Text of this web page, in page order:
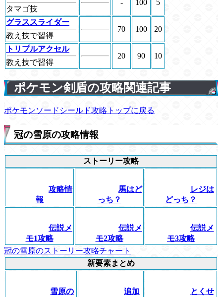
タマゴ技
- 100 5
グラススライダー
教え技で習得
70 100 20
トリプルアクセル
教え技で習得
20 90 10
ポケモン剣盾の攻略関連記事
ポケモンソードシールド攻略トップに戻る
冠の雪原の攻略情報
ストーリー攻略
攻略情
報
馬はど
っち？
レジは
どっち？
伝説メ
モ1攻略
伝説メ
モ2攻略
伝説メ
モ3攻略
冠の雪原のストーリー攻略チャート
新要素まとめ
雪原の
追加
とくせ